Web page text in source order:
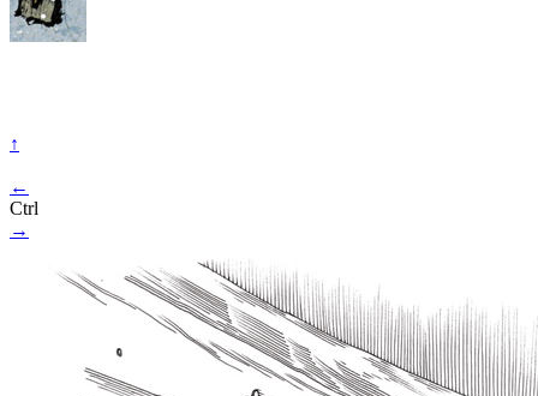
↑
←
Ctrl
→